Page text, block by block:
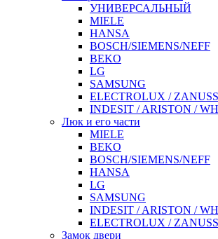
УНИВЕРСАЛЬНЫЙ
MIELE
HANSA
BOSCH/SIEMENS/NEFF
BEKO
LG
SAMSUNG
ELECTROLUX /
INDESIT / ARISTON /
Люк и его части
MIELE
BEKO
BOSCH/SIEMENS/NEFF
HANSA
LG
SAMSUNG
INDESIT / ARISTON /
ELECTROLUX /
Замок двери